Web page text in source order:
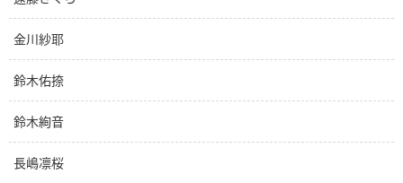
金川紗耶
鈴木佑捺
鈴木絢音
長嶋凛桜